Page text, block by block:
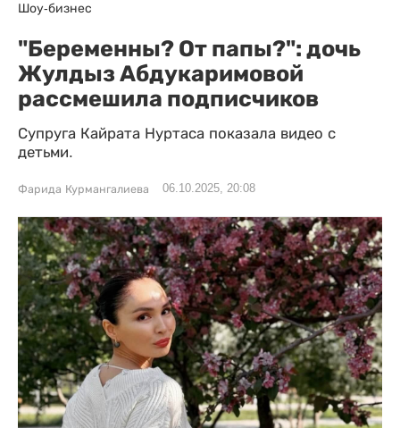
Шоу-бизнес
"Беременны? От папы?": дочь
Жулдыз Абдукаримовой
рассмешила подписчиков
Супруга Кайрата Нуртаса показала видео с
детьми.
Фарида Курмангалиева 06.10.2025, 20:08